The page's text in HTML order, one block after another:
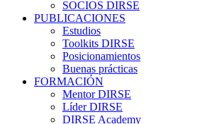
SOCIOS DIRSE
PUBLICACIONES
Estudios
Toolkits DIRSE
Posicionamientos
Buenas prácticas
FORMACIÓN
Mentor DIRSE
Líder DIRSE
DIRSE Academy